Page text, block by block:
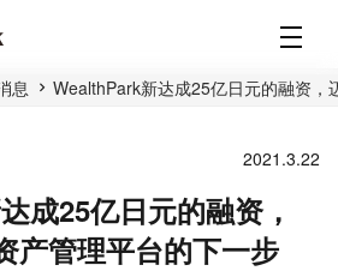
息 WealthPark新达成25亿日元的融资
2021.3.22
成25亿日元的融资，
产管理平台的下一步